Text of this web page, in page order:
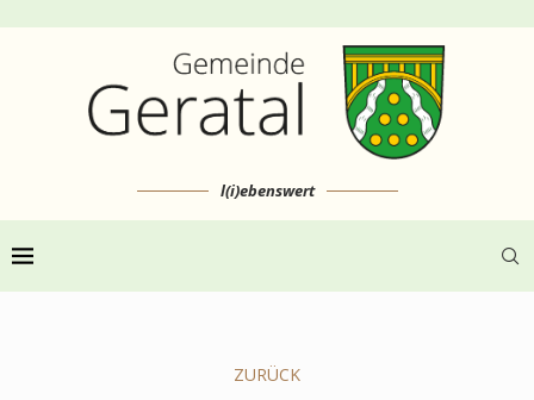
l(i)ebenswert
ZURÜCK